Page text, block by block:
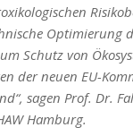
Optimierung
Schutz von
der neuen EU-
sagen Prof. Dr.
Hamburg.